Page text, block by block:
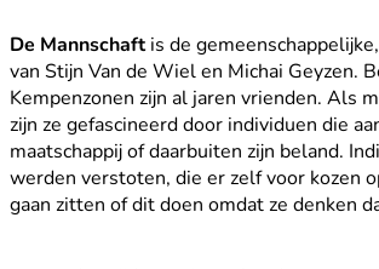
De Mannschaftis de
van Stijn Van de Wiel en Michai Geyzen.
Kempenzonen zijn al jaren vrienden. Als
zijn ze gefascineerd door individuen die
maatschappij of daarbuiten zijn beland.
werden verstoten, die er zelf voor kozen
gaan zitten of dit doen omdat ze denken